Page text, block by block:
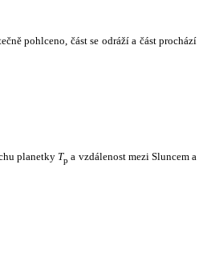
pohlceno, část se odráží a část prochází
planetky Tp a vzdálenost mezi Sluncem a